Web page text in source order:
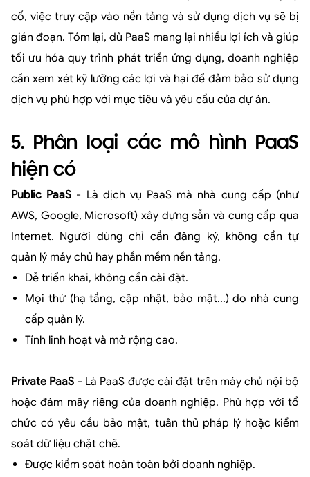
cố, việc truy cập vào nền tảng và sử dụng dịch vụ sẽ bị
gián đoạn. Tóm lại, dù PaaS mang lại nhiều lợi ích và giúp
tối ưu hóa quy trình phát triển ứng dụng, doanh nghiệp
cần xem xét kỹ lưỡng các lợi và hại để đảm bảo sử dụng
dịch vụ phù hợp với mục tiêu và yêu cầu của dự án.
5. Phân loại các mô hình PaaS
hiện có
Public PaaS - Là dịch vụ PaaS mà nhà cung cấp (như
AWS, Google, Microsoft) xây dựng sẵn và cung cấp qua
Internet. Người dùng chỉ cần đăng ký, không cần tự
quản lý máy chủ hay phần mềm nền tảng.
Dễ triển khai, không cần cài đặt.
Mọi thứ (hạ tầng, cập nhật, bảo mật...) do nhà cung
cấp quản lý.
Tính linh hoạt và mở rộng cao.
Private PaaS - Là PaaS được cài đặt trên máy chủ nội bộ
hoặc đám mây riêng của doanh nghiệp. Phù hợp với tổ
chức có yêu cầu bảo mật, tuân thủ pháp lý hoặc kiểm
soát dữ liệu chặt chẽ.
Được kiểm soát hoàn toàn bởi doanh nghiệp.